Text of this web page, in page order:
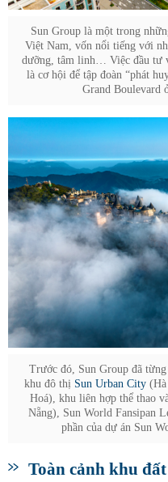
Sun Group là một trong
Việt Nam, vốn nổi tiếng với
dưỡng, tâm linh… Việc đầu tư
là cơ hội để tập đoàn “phát
Grand Boulevard
Trước đó, Sun Group đã
khu đô thị Sun Urban City
Hoá), khu liên hợp thể thao
Nẵng), Sun World Fansipan
phần của dự án Sun
Toàn cảnh khu